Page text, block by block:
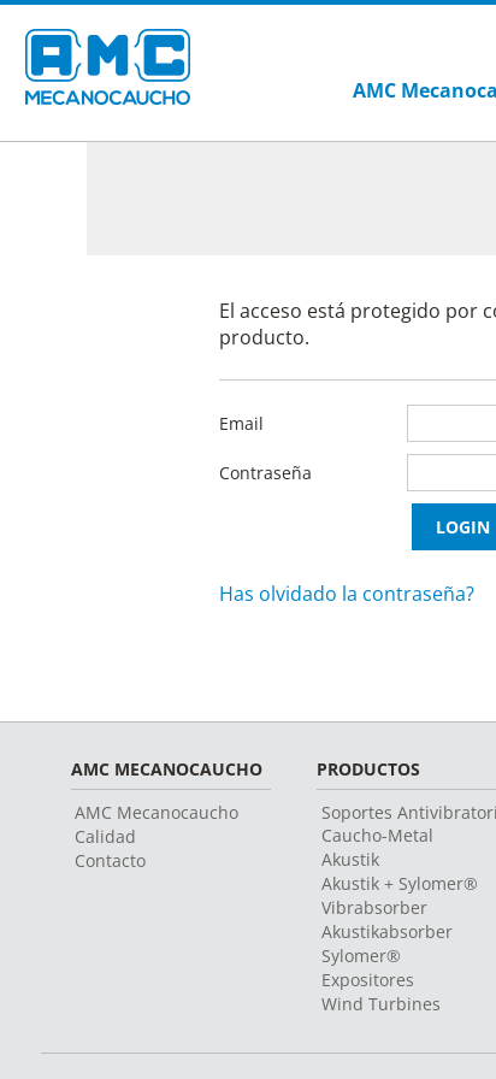
AMC
El acceso está protegido por
producto.
Email
Contraseña
Has olvidado la contraseña?
AMC MECANOCAUCHO
AMC Mecanocaucho
Calidad
Contacto
PRODUCTOS
Soportes
Caucho-Metal
Akustik
Akustik + Sylomer®
Vibrabsorber
Akustikabsorber
Sylomer®
Expositores
Wind Turbines